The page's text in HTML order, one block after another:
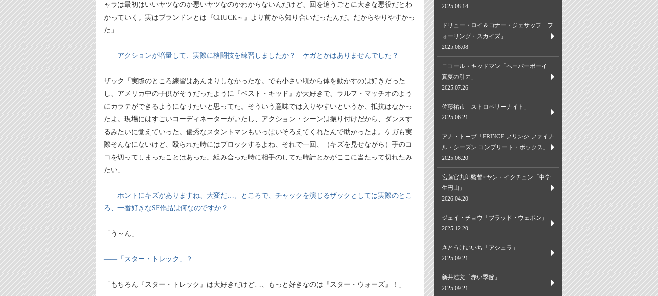
ャラは最初はいいヤツなのか悪いヤツなのかわからないんだけど、回を追うごとに大きな悪役だとわ
かっていく。実はブランドンとは『CHUCK～』より前から知り合いだったんだ。だからやりやすかっ
た」
――アクションが増量して、実際に格闘技を練習しましたか？ ケガとかはありませんでした？
ザック「実際のところ練習はあんまりしなかったな。でも小さい頃から体を動かすのは好きだった
し、アメリカ中の子供がそうだったように『ベスト・キッド』が大好きで、ラルフ・マッチオのよう
にカラテができるようになりたいと思ってた。そういう意味では入りやすいというか、抵抗はなかっ
たよ。現場にはすごいコーディネーターがいたし、アクション・シーンは振り付けだから、ダンスす
るみたいに覚えていった。優秀なスタントマンもいっぱいそろえてくれたんで助かったよ。ケガも実
際そんなにないけど、殴られた時にはブロックするよね、それで一回、（キズを見せながら）手のコ
コを切ってしまったことはあった。組み合った時に相手のしてた時計とかがここに当たって切れたみ
たい」
――ホントにキズがありますね、大変だ…。ところで、チャックを演じるザックとしては実際のとこ
ろ、一番好きなSF作品は何なのですか？
「う～ん」
――「スター・トレック」？
「もちろん『スター・トレック』は大好きだけど…、もっと好きなのは『スター・ウォーズ』！」
2025.08.14
ドリュー・ロイ＆コナー・ジェサップ「フ
ォーリング・スカイズ」
2025.08.08
ニコール・キッドマン「ペーパーボーイ
真夏の引力」
2025.07.26
佐藤祐市「ストロベリーナイト」
2025.06.21
アナ・トーブ「FRINGE フリンジ ファイナ
ル・シーズン コンプリート・ボックス」
2025.06.20
宮藤官九郎監督×ヤン・イクチュン「中学
生円山」
2026.04.20
ジェイ・チョウ「ブラッド・ウェポン」
2025.12.20
さとうけいいち「アシュラ」
2025.09.21
新井浩文「赤い季節」
2025.09.21